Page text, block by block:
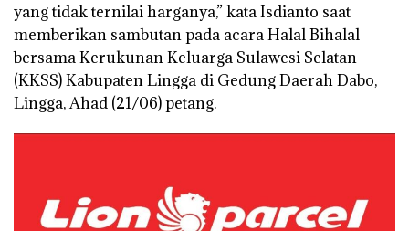
yang tidak ternilai harganya,” kata Isdianto saat
memberikan sambutan pada acara Halal Bihalal
bersama Kerukunan Keluarga Sulawesi Selatan
(KKSS) Kabupaten Lingga di Gedung Daerah Dabo,
Lingga, Ahad (21/06) petang.